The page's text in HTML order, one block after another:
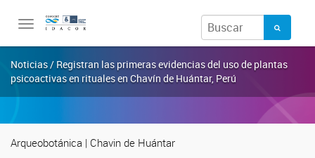
Toggle
Noticias / Registran las primeras evidencias del uso de plantas
psicoactivas en rituales en Chavín de Huántar, Perú
Arqueobotánica | Chavin de Huántar